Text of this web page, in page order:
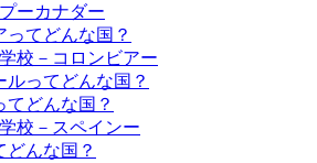
ーカナダー
ってどんな国？
校－コロンビアー
ルってどんな国？
てどんな国？
校－スペインー
どんな国？